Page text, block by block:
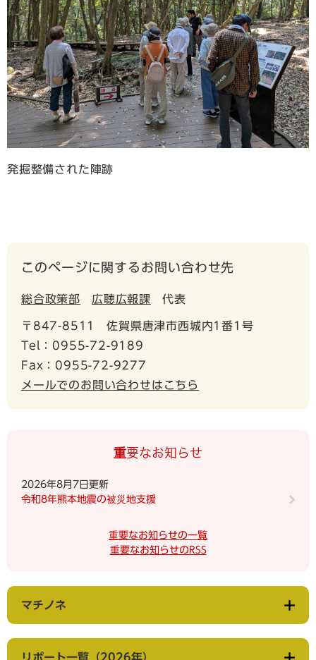
発掘整備された陣跡
このページに関するお問い合わせ先
総合政策部 広聴広報課 代表
〒847-8511
佐賀県唐津市西城内1番1号
Tel：0955-72-9189
Fax：0955-72-9277
メールでのお問い合わせはこちら
重要なお知らせ
2026年8月7日更新
令和8年熊本地震の被災地支援
重要なお知らせの一覧
重要なお知らせのRSS
マチノネ
リポート一覧（2026年）